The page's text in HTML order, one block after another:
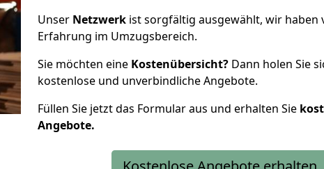
Unser Netzwerk ist sorgfältig ausgewählt, wir haben
Erfahrung im Umzugsbereich.
Sie möchten eine Kostenübersicht? Dann holen Sie
kostenlose und unverbindliche Angebote.
Füllen Sie jetzt das Formular aus und erhalten Sie
Angebote.